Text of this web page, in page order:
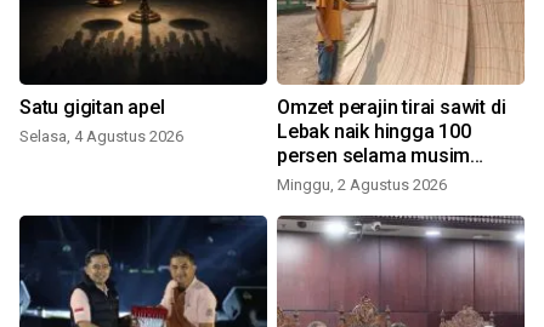
Satu gigitan apel
Selasa, 4 Agustus 2026
Omzet perajin tirai sawit di
Lebak naik hingga 100
persen selama musim
kemarau
Minggu, 2 Agustus 2026